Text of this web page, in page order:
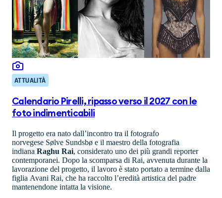
ATTUALITÀ
Calendario Pirelli, ripasso verso il 2027 con le
foto indimenticabili
Il progetto era nato dall’incontro tra il fotografo
norvegese Sølve Sundsbø e il maestro della fotografia
indiana Raghu Rai, considerato uno dei più grandi reporter
contemporanei. Dopo la scomparsa di Rai, avvenuta durante la
lavorazione del progetto, il lavoro è stato portato a termine dalla
figlia Avani Rai, che ha raccolto l’eredità artistica del padre
mantenendone intatta la visione.